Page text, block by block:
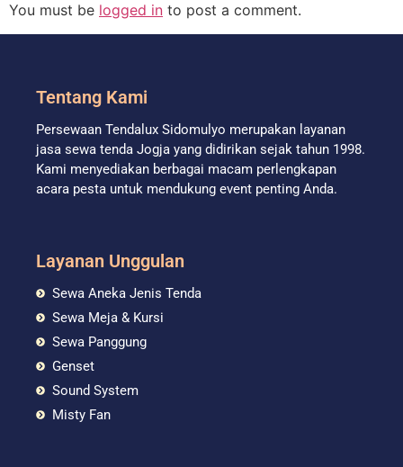
You must be logged in to post a comment.
Tentang Kami
Persewaan Tendalux Sidomulyo merupakan layanan
jasa sewa tenda Jogja yang didirikan sejak tahun 1998.
Kami menyediakan berbagai macam perlengkapan
acara pesta untuk mendukung event penting Anda.
Layanan Unggulan
Sewa Aneka Jenis Tenda
Sewa Meja & Kursi
Sewa Panggung
Genset
Sound System
Misty Fan